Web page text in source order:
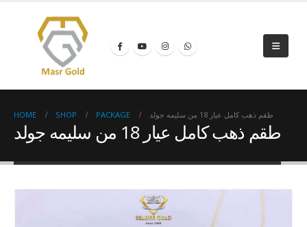
HOME SHOP PACKAGE طقم ذهب كامل عيار 18 من سليمه جولد
طقم ذهب كامل عيار 18 من سليمه جولد